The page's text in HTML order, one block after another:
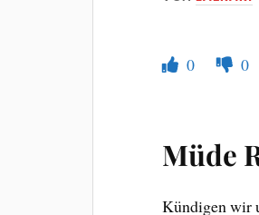
0 0
Müde
Kündigen wir